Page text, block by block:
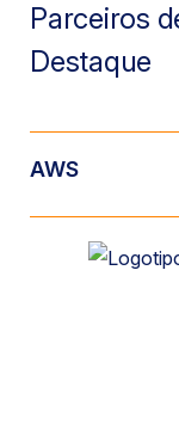
Parceiros
Destaque
AWS